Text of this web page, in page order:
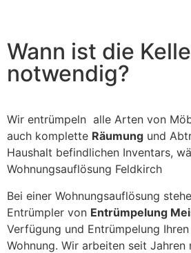
blank
Wann ist die
notwendig?
Wir entrümpeln alle Arten von
auch komplette Räumung und
Haushalt befindlichen Inventars,
Wohnungsauflösung Feldkirch
Bei einer Wohnungsauflösung
Entrümpler von Entrümpelung
Verfügung und Entrümpelung
Wohnung. Wir arbeiten seit